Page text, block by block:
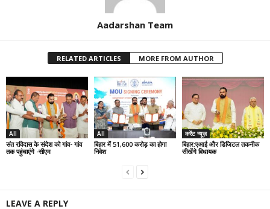
Aadarshan Team
RELATED ARTICLES MORE FROM AUTHOR
All
संत रविदास के संदेश को गांव- गांव
तक पहुंचाएंगे -सीएम
All
बिहार में 51,600 करोड़ का होगा
निवेश
करेंट न्यूज़
बिहार:एआई और डिजिटल तकनीक
सीखेंगे विधायक
LEAVE A REPLY